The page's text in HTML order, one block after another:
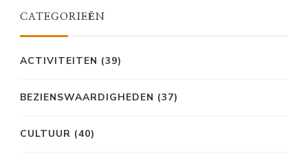
CATEGORIEËN
ACTIVITEITEN (39)
BEZIENSWAARDIGHEDEN (37)
CULTUUR (40)